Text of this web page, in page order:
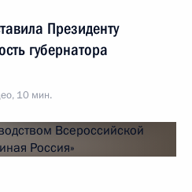
Президенту
губернатора
10 мин.